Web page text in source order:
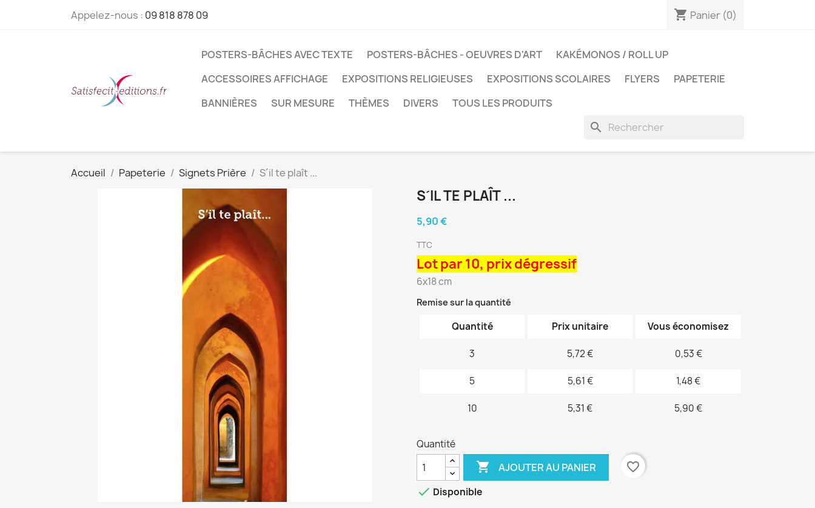
Appelez-nous : 09 818 878 09 shopping_cart Panier (0)
POSTERS-BÂCHES AVEC TEXTE POSTERS-BÂCHES - OEUVRES D'ART
KAKÉMONOS / ROLL UP
ACCESSOIRES AFFICHAGE
EXPOSITIONS RELIGIEUSES EXPOSITIONS SCOLAIRES FLYERS
PAPETERIE
BANNIÈRES
SUR MESURE THÈMES DIVERS TOUS LES PRODUITS
search
Accueil Papeterie Signets Prière S´il te plaît ...
S´IL TE PLAÎT ...
5,90 €
TTC
Lot par 10, prix dégressif
6x18 cm
Remise sur la quantité
Quantité Prix unitaire Vous économisez
3 5,72 € 0,53 €
5 5,61 € 1,48 €
10 5,31 € 5,90 €
Quantité
 AJOUTER AU PANIER
favorite_border
 Disponible